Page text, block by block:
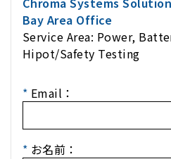
Bay Area Office
Service Area: Power,
Hipot/Safety Testing
* Email：
* お名前：